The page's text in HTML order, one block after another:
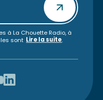
à La Chouette Radio, à
sont Lire la suite.